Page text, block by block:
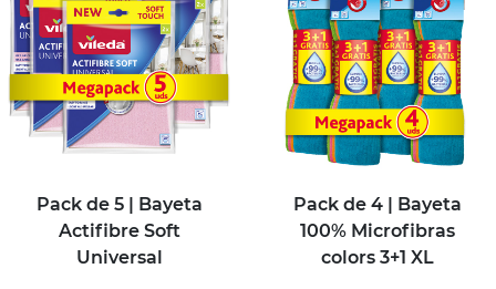
Pack de 5 | Bayeta
Actifibre Soft
Universal
Pack de 4 | Bayeta
100% Microfibras
colors 3+1 XL